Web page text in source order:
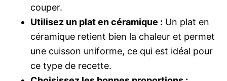
couper.
Utilisez un plat en céramique : Un plat en
céramique retient bien la chaleur et permet
une cuisson uniforme, ce qui est idéal pour
ce type de recette.